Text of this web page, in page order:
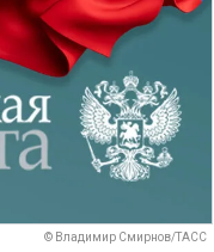
© Владимир Смирнов/ТАСС